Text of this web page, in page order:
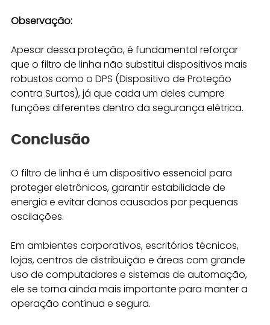
Observação:
Apesar dessa proteção, é fundamental reforçar
que o filtro de linha não substitui dispositivos mais
robustos como o DPS (Dispositivo de Proteção
contra Surtos), já que cada um deles cumpre
funções diferentes dentro da segurança elétrica.
Conclusão
O filtro de linha é um dispositivo essencial para
proteger eletrônicos, garantir estabilidade de
energia e evitar danos causados por pequenas
oscilações.
Em ambientes corporativos, escritórios técnicos,
lojas, centros de distribuição e áreas com grande
uso de computadores e sistemas de automação,
ele se torna ainda mais importante para manter a
operação contínua e segura.